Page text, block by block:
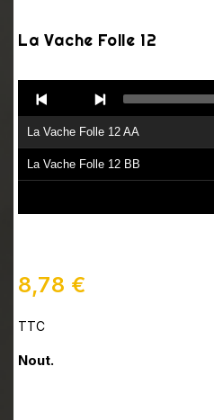
La Vache Folle 12
Player
La Vache Folle 12 AA
La Vache Folle 12 BB
8,78 €
TTC
Nout.